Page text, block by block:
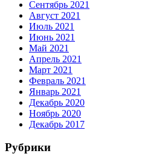
Сентябрь 2021
Август 2021
Июль 2021
Июнь 2021
Май 2021
Апрель 2021
Март 2021
Февраль 2021
Январь 2021
Декабрь 2020
Ноябрь 2020
Декабрь 2017
Рубрики